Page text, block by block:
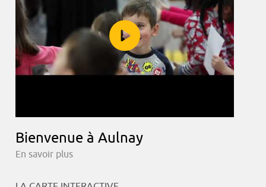
Bienvenue à Aulnay
En savoir plus